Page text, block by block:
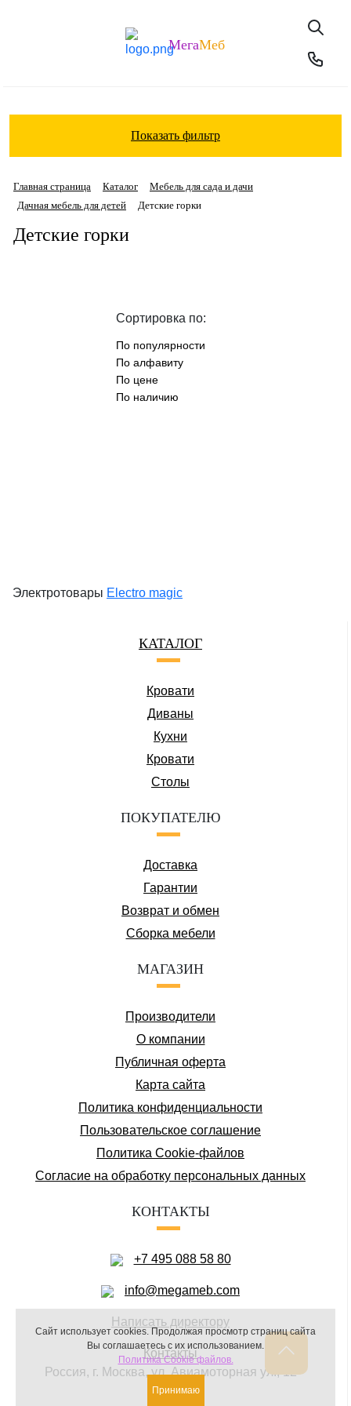
МегаМеб
Показать фильтр
Главная страница Каталог
Мебель для сада и дачи
Дачная мебель для детей
Детские горки
Детские горки
Сортировка по:
По популярности
По алфавиту
По цене
По наличию
Электротовары Electro magic
КАТАЛОГ
Кровати
Диваны
Кухни
Кровати
Столы
ПОКУПАТЕЛЮ
Доставка
Гарантии
Возврат и обмен
Сборка мебели
МАГАЗИН
Производители
О компании
Публичная оферта
Карта сайта
Политика конфиденциальности
Пользовательское соглашение
Политика Cookie-файлов
Соглаcие на обработку персональных данных
КОНТАКТЫ
+7 495 088 58 80
info@megameb.com
Написать директору
Контакты
Россия, г. Москва, ул. Авиамоторная ул., 12
Сайт использует cookies. Продолжая просмотр страниц сайта
Вы соглашаетесь с их использованием.
Политика Cookie файлов.
Принимаю